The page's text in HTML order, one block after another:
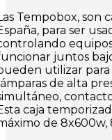
Tempobox, son
para ser
juntos
utilizar para
de alta
caja
de 8x600w,